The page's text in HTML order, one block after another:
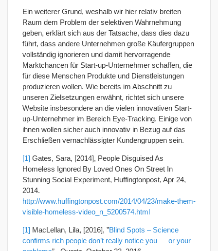
Ein weiterer Grund, weshalb wir hier relativ breiten
Raum dem Problem der selektiven Wahrnehmung
geben, erklärt sich aus der Tatsache, dass dies dazu
führt, dass andere Unternehmen große Käufergruppen
vollständig ignorieren und damit hervorragende
Marktchancen für Start-up-Unternehmer schaffen, die
für diese Menschen Produkte und Dienstleistungen
produzieren wollen. Wie bereits im Abschnitt zu
unseren Zielsetzungen erwähnt, richtet sich unsere
Website insbesondere an die vielen innovativen Start-
up-Unternehmer im Bereich Eye-Tracking. Einige von
ihnen wollen sicher auch innovativ in Bezug auf das
Erschließen vernachlässigter Kundengruppen sein.
[1] Gates, Sara, [2014], People Disguised As
Homeless Ignored By Loved Ones On Street In
Stunning Social Experiment, Huffingtonpost, Apr 24,
2014.
http://www.huffingtonpost.com/2014/04/23/make-them-
visible-homeless-video_n_5200574.html
[1] MacLellan, Lila, [2016], ”Blind Spots – Science
confirms rich people don’t really notice you — or your